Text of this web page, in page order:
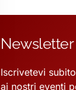
Newsletter
Iscrivetevi
ai nostri eventi